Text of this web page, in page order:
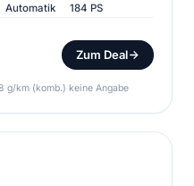
Automatik 184 PS
Zum Deal
g/km (komb.) keine Angabe